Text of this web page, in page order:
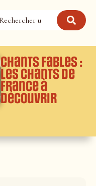
Chants Fables :
Les Chants de
France à
Découvrir